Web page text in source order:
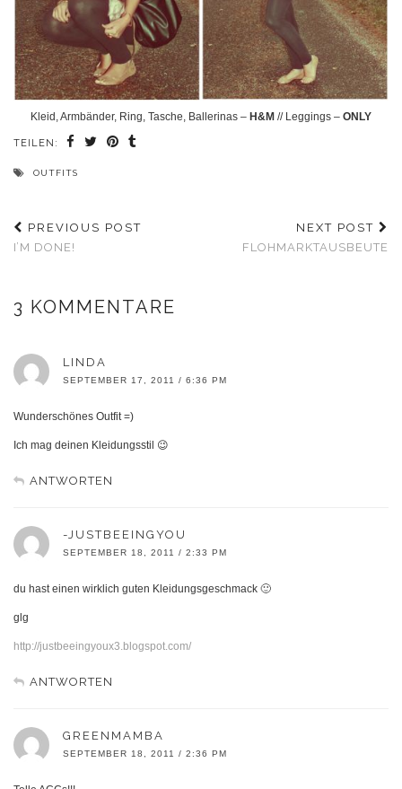
Kleid, Armbänder, Ring, Tasche, Ballerinas – H&M // Leggings – ONLY
TEILEN:
OUTFITS
PREVIOUS POST
I’M DONE!
NEXT POST
FLOHMARKTAUSBEUTE
3 KOMMENTARE
LINDA
SEPTEMBER 17, 2011 / 6:36 PM
Wunderschönes Outfit =)
Ich mag deinen Kleidungsstil 😉
ANTWORTEN
-JUSTBEEINGYOU
SEPTEMBER 18, 2011 / 2:33 PM
du hast einen wirklich guten Kleidungsgeschmack 🙂
glg
http://justbeeingyoux3.blogspot.com/
ANTWORTEN
GREENMAMBA
SEPTEMBER 18, 2011 / 2:36 PM